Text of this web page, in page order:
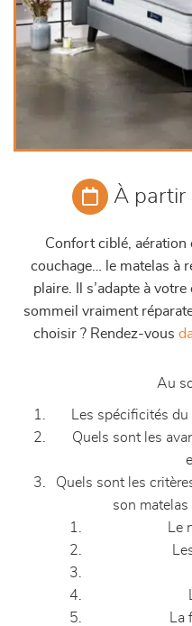
À partir
Confort ciblé, aération
couchage… le matelas à
plaire. Il s’adapte à
sommeil vraiment
choisir ? Rendez-vous
Au
Les spécificités
Quels sont les
Quels sont les
son matelas
Le